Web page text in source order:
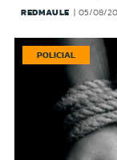
REDMAULE 05/08/
POLICIAL